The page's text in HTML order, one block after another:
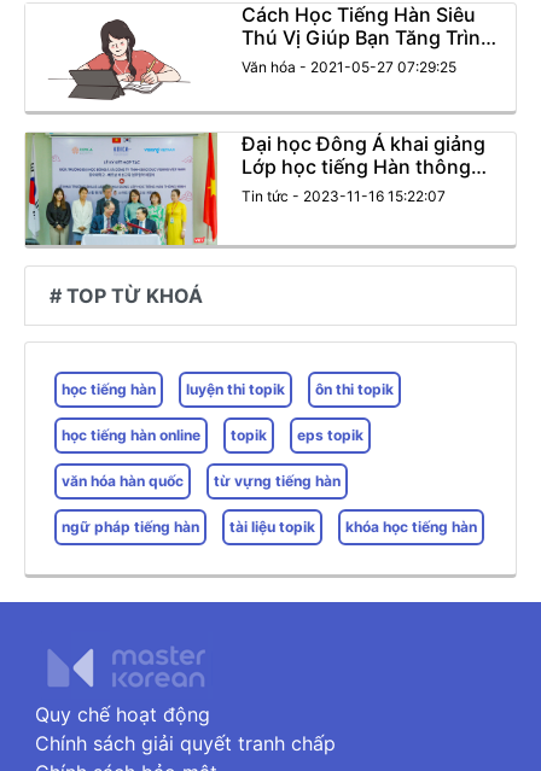
Cách Học Tiếng Hàn Siêu
Thú Vị Giúp Bạn Tăng Trình
Độ Siêu Cao
Văn hóa - 2021-05-27 07:29:25
Đại học Đông Á khai giảng
Lớp học tiếng Hàn thông
minh KLaSS đầu tiên tại Đà
Tin tức - 2023-11-16 15:22:07
# TOP TỪ KHOÁ
học tiếng hàn luyện thi topik ôn thi topik
học tiếng hàn online topik eps topik
văn hóa hàn quốc từ vựng tiếng hàn
ngữ pháp tiếng hàn tài liệu topik khóa học tiếng hàn
Quy chế hoạt động
Chính sách giải quyết tranh chấp